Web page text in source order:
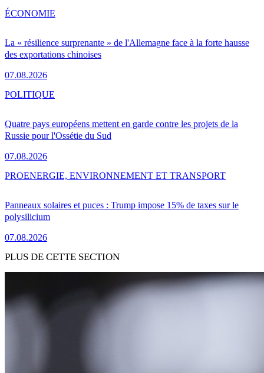
La « résilience surprenante » de l'Allemagne face à la forte hausse
des exportations chinoises
07.08.2026
ÉCONOMIE
Quatre pays européens mettent en garde contre les projets de la
Russie pour l'Ossétie du Sud
07.08.2026
POLITIQUE
Panneaux solaires et puces : Trump impose 15% de taxes sur le
polysilicium
07.08.2026
PROENERGIE, ENVIRONNEMENT ET TRANSPORT
PLUS DE CETTE SECTION